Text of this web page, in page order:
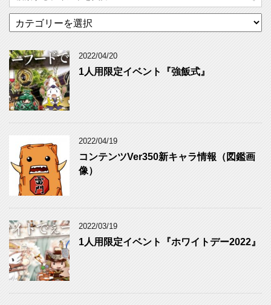
テ
リ
ー
2022/04/20
1人用限定イベント『強飯式』
2022/04/19
コンテンツVer350新キャラ情報（図鑑画
像）
2022/03/19
1人用限定イベント『ホワイトデー2022』